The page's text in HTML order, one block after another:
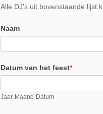
Alle DJ's uit bovenstaande lijst
Naam
Datum van het feest*
Jaar-Maand-Datum